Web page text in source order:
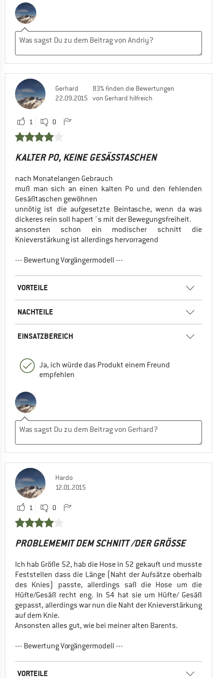
Gerhard
22.09.2015
83% finden die Bewertungen
von Gerhard hilfreich
1 0
KALTER PO, KEINE GESÄSSTASCHEN
nach Monatelangen Gebrauch
muß man sich an einen kalten Po und den fehlenden
Gesäßtaschen gewöhnen
unnötig ist die aufgesetzte Beintasche, wenn da was
dickeres rein soll hapert´s mit der Bewegungsfreiheit.
ansonsten schon ein modischer schnitt die
Knieverstärkung ist allerdings hervorragend
--- Bewertung Vorgängermodell ---
VORTEILE
NACHTEILE
EINSATZBEREICH
Ja, ich würde das Produkt einem Freund
empfehlen
Hardo
12.01.2015
1 0
PROBLEMEMIT DEM SCHNITT /DER GRÖSSE
Ich hab Größe 52, hab die Hose in 52 gekauft und musste
Feststellen dass die Länge (Naht der Aufsätze oberhalb
des Knies) passte, allerdings saß die Hose um die
Hüfte/Gesäß recht eng. In 54 hat sie um Hüfte/ Gesäß
gepasst, allerdings war nun die Naht der Knieverstärkung
auf dem Knie.
Ansonsten alles gut, wie bei meiner alten Barents.
--- Bewertung Vorgängermodell ---
VORTEILE